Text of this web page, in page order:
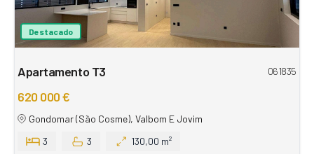
Destacado
Apartamento T3 061835
620 000 €
Gondomar (São Cosme), Valbom E Jovim
3
3 130,00 m²